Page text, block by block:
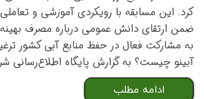
کرد. این مسابقه با رویکردی آموزشی و
ضمن ارتقای دانش عمومی درباره مصرف بهینه
به مشارکت فعال در حفظ منابع آبی کشور
آبینو چیست؟ به گزارش پایگاه اطلاع‌رسانی
ادامه مطلب